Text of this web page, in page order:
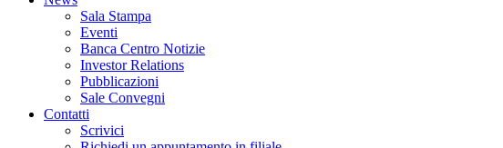
Sala Stampa
Eventi
Banca Centro Notizie
Investor Relations
Pubblicazioni
Sale Convegni
Contatti
Scrivici